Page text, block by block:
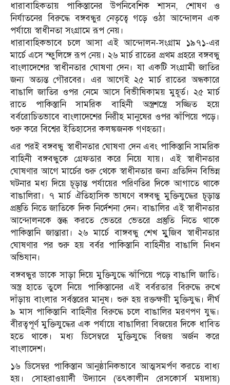
ধারাবাহিকতায় পাকিস্তানের উপনিবেশিক শাসন, শোষণ ও
নির্যাতনের বিরুদ্ধে বঙ্গবন্ধুর নেতৃত্বে গড়ে ওঠা আন্দোলন এক
পর্যায়ে স্বাধীনতা সংগ্রামে রূপ নেয়।
ধারাবাহিকভাবে চলে আসা এই আন্দোলন-সংগ্রাম ১৯৭১-এর
মার্চে এসে স্ফুলিঙ্গে রূপ নেয়। ২৬ মার্চ রাতের প্রথম প্রহরে বঙ্গবন্ধু
বাংলাদেশের স্বাধীনতার ঘোষণা দেন। যা একটি সংগ্রামী জাতির
জন্য অত্যন্ত গৌরবের। এর আগেই ২৫ মার্চ রাতের অন্ধকারে
বাঙালি জাতির ওপর নেমে আসে বিভীষিকাময় মুহূর্ত। ২৫ মার্চ
রাতে পাকিস্তানি সামরিক বাহিনী অস্ত্রশস্ত্রে সজ্জিত হয়ে
বর্বরোচিতভাবে বাংলাদেশের নিরীহ মানুষের ওপর ঝাঁপিয়ে পড়ে।
শুরু করে বিশ্বের ইতিহাসের কলঙ্কজনক গণহত্যা।
এর পরই বঙ্গবন্ধু স্বাধীনতার ঘোষণা দেন এবং পাকিস্তানি সামরিক
বাহিনী বঙ্গবন্ধুকে গ্রেফতার করে নিয়ে যায়। এই স্বাধীনতার
ঘোষণার আগে মার্চের শুরু থেকে স্বাধীনতার জন্য প্রতিদিন বিভিন্ন
ঘটনার মধ্য দিয়ে চূড়ান্ত পর্যায়ের পরিণতির দিকে আগাতে থাকে
বাঙালিরা। ৭ মার্চ ঐতিহাসিক ভাষণে বঙ্গবন্ধু মুক্তিযুদ্ধের চূড়ান্ত
প্রস্তুতি নিতে জাতিকে দিক নির্দেশনা দেন। বাঙালির এই স্বাধীনতার
আন্দোলনকে স্তব্ধ করতে ভেতরে ভেতরে প্রস্তুতি নিতে থাকে
পাকিস্তানি জান্তারা। ২৬ মার্চে বাঙ্গবন্ধু শেখ মুুজিব স্বাধীনতার
ঘোষণার পর শুরু হয় বর্বর পাকিস্তানি বাহিনীর বাঙালি নিধন
অভিযান।
বঙ্গবন্ধুর ডাকে সাড়া দিয়ে মুক্তিযুদ্ধে ঝাঁপিয়ে পড়ে বাঙালি জাতি।
অস্ত্র হাতে তুলে নিয়ে পাকিস্তানের এই বর্বরতার বিরুদ্ধে রুখে
দাঁড়ায় বাংলার সর্বস্তরের মানুষ। শুরু হয় রক্তক্ষয়ী মুক্তিযুদ্ধ। দীর্ঘ
৯ মাস পাকিস্তানি বাহিনীর বিরুদ্ধে চলে বাঙালির মরণপণ যুদ্ধ।
বীরত্বপূর্ণ মুক্তিযুদ্ধের এক পর্যায়ে বাঙালিরা বিজয়ের দিকে ধাবিত
হতে থাকে। মধ্য ডিসেম্বরে মুক্তিযুদ্ধে বিজয় অর্জন করে
বাংলাদেশ।
১৬ ডিসেম্বর পাকিস্তান আনুষ্ঠানিকভাবে আত্মসমর্পণ করতে বাধ্য
হয়। সোহরাওয়ার্দী উদ্যানে (তৎকালীন রেসকোর্স ময়দায়)